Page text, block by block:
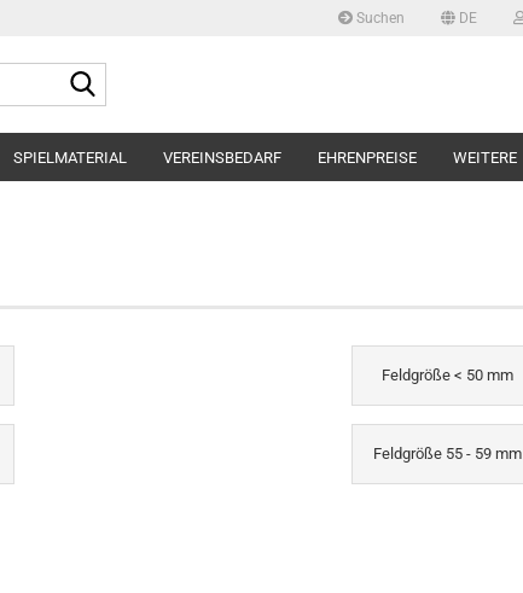
Suchen DE
SPIELMATERIAL VEREINSBEDARF EHRENPREISE WEITERE
Feldgröße < 50 mm
Feldgröße 55 - 59 mm